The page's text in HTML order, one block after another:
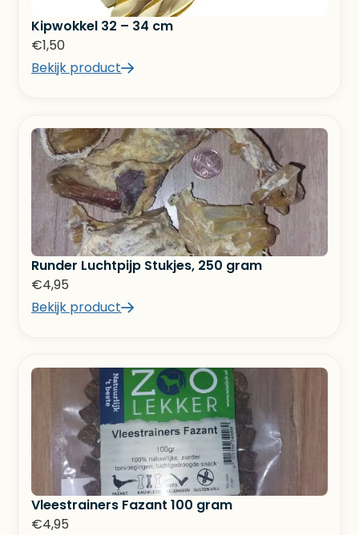
Kipwokkel 32 – 34 cm
€1,50
Bekijk product
Runder Luchtpijp Stukjes, 250 gram
€4,95
Bekijk product
Vleestrainers Fazant 100 gram
€4,95